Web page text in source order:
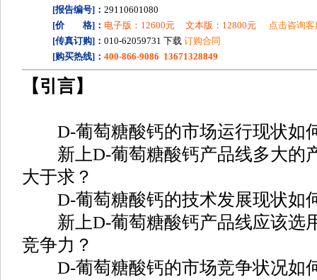
[报告编号]： 29110601080
[价 格]： 电子版：12600元 文本版：12800元
点击咨询客
[传真订购]： 010-62059731 下载 订购合同
[购买热线]： 400-866-9086 13671328849
【引言】
D-葡萄糖酸钙的市场运行现状如
新上D-葡萄糖酸钙产品线多大的
大于求？
D-葡萄糖酸钙的技术发展现状如
新上D-葡萄糖酸钙产品线应该选
竞争力？
D-葡萄糖酸钙的市场竞争状况如